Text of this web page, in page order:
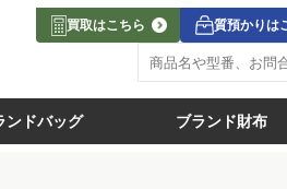
買取はこちら 質預かりは
ンドバッグ ブランド財布